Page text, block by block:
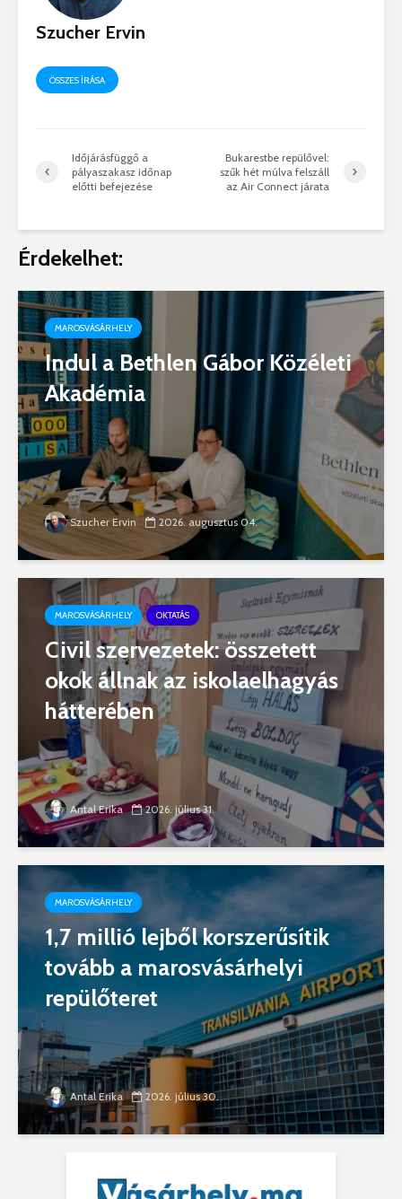
Szucher Ervin
ÖSSZES ÍRÁSA
Időjárásfüggő a
pályaszakasz időnap
előtti befejezése
Bukarestbe repülővel:
szűk hét múlva felszáll
az Air Connect járata
Érdekelhet:
MAROSVÁSÁRHELY
Indul a Bethlen Gábor Közéleti
Akadémia
Szucher Ervin 2026. augusztus 04.
MAROSVÁSÁRHELY OKTATÁS
Civil szervezetek: összetett
okok állnak az iskolaelhagyás
hátterében
Antal Erika 2026. július 31.
MAROSVÁSÁRHELY
1,7 millió lejből korszerűsítik
tovább a marosvásárhelyi
repülőteret
Antal Erika 2026. július 30.